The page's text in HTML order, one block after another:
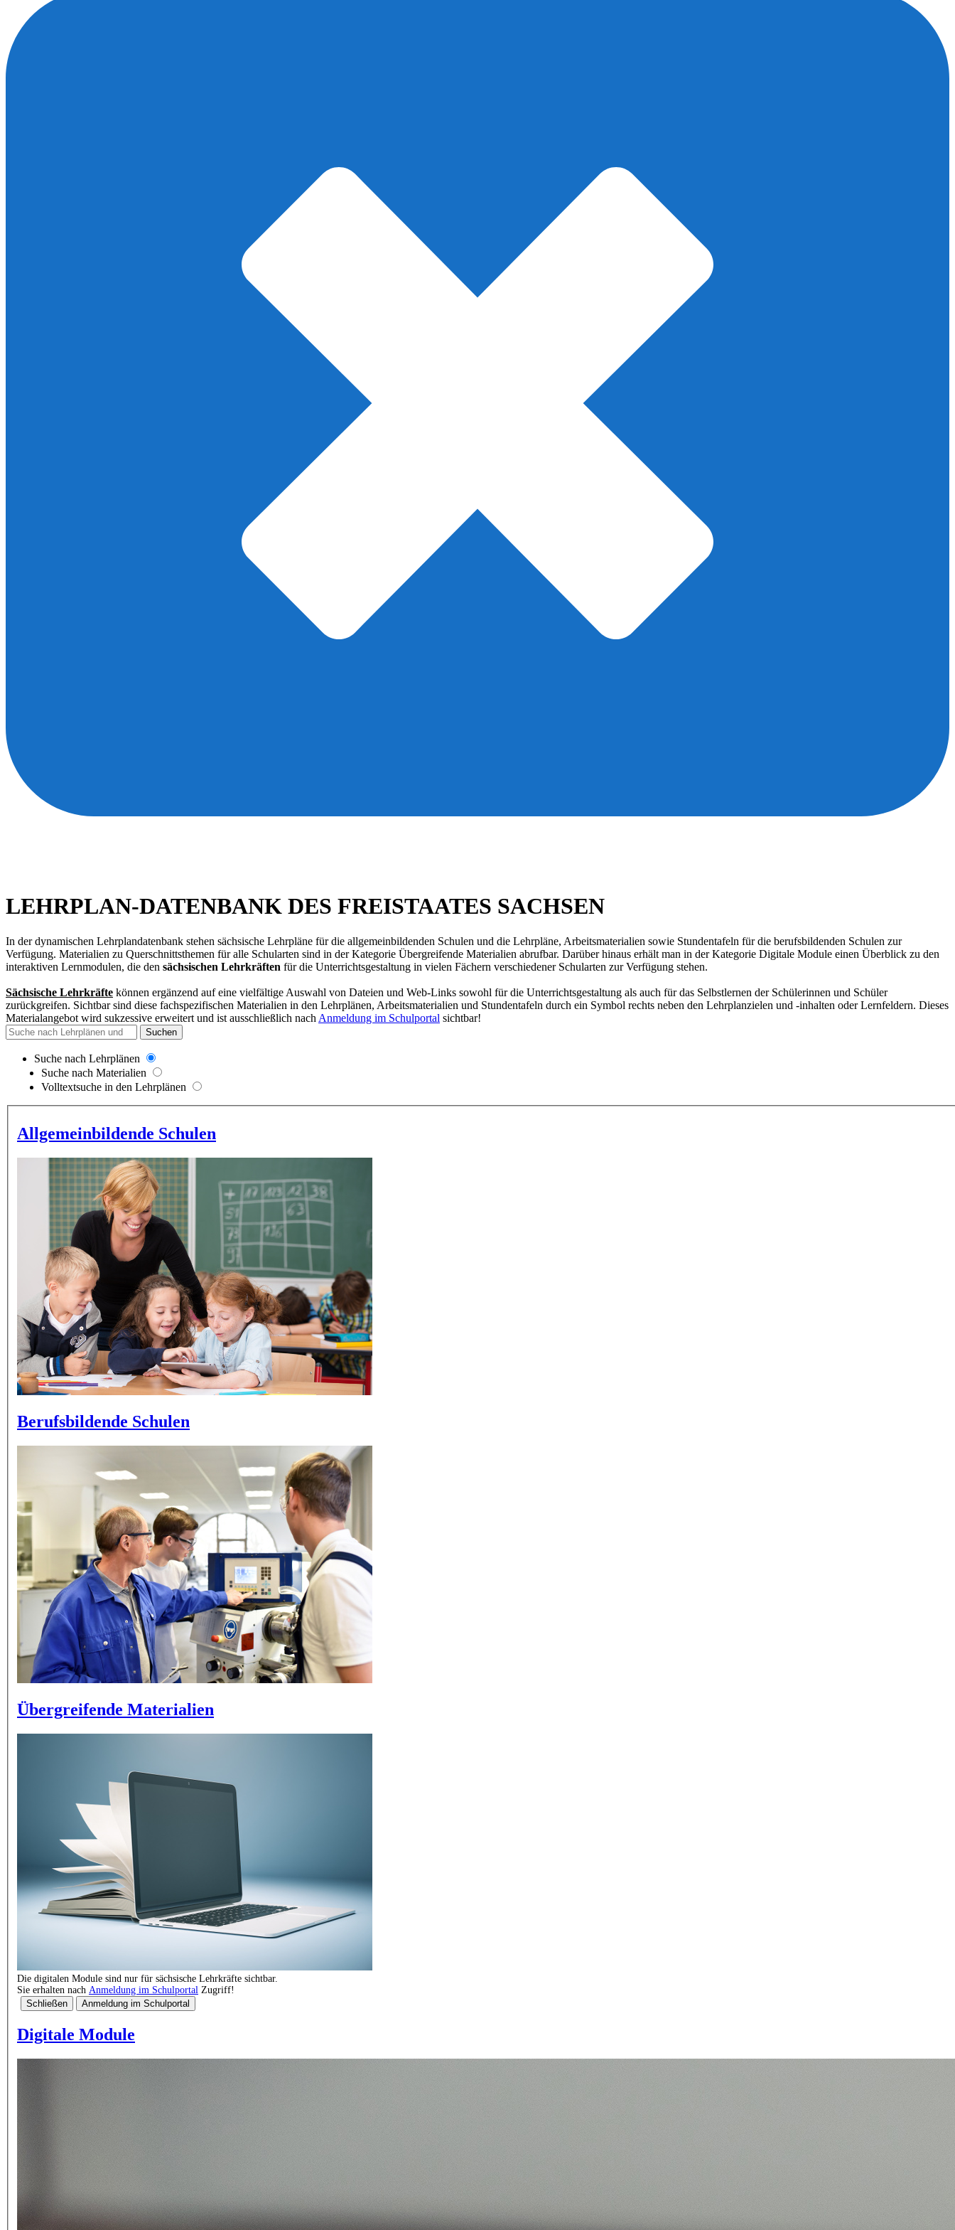
LEHRPLAN-DATENBANK DES FREISTAATES SACHSEN
In der dynamischen Lehrplandatenbank stehen sächsische Lehrpläne für die allgemeinbildenden Schulen und die Lehrpläne, Arbeitsmaterialien sowie Stundentafeln für die berufsbildenden Schulen zur
Verfügung. Materialien zu Querschnittsthemen für alle Schularten sind in der Kategorie Übergreifende Materialien abrufbar. Darüber hinaus erhält man in der Kategorie Digitale Module einen Überblick zu den
interaktiven Lernmodulen, die den sächsischen Lehrkräften für die Unterrichtsgestaltung in vielen Fächern verschiedener Schularten zur Verfügung stehen.
Sächsische Lehrkräfte können ergänzend auf eine vielfältige Auswahl von Dateien und Web-Links sowohl für die Unterrichtsgestaltung als auch für das Selbstlernen der Schülerinnen und Schüler
zurückgreifen. Sichtbar sind diese fachspezifischen Materialien in den Lehrplänen, Arbeitsmaterialien und Stundentafeln durch ein Symbol rechts neben den Lehrplanzielen und -inhalten oder Lernfeldern. Dieses
Materialangebot wird sukzessive erweitert und ist ausschließlich nach Anmeldung im Schulportal sichtbar!
Suchen
Suche nach Lehrplänen
Suche nach Materialien
Volltextsuche in den Lehrplänen
Allgemeinbildende Schulen
Berufsbildende Schulen
Übergreifende Materialien
Die digitalen Module sind nur für sächsische Lehrkräfte sichtbar.
Sie erhalten nach Anmeldung im Schulportal Zugriff!
Schließen
Anmeldung im Schulportal
Digitale Module